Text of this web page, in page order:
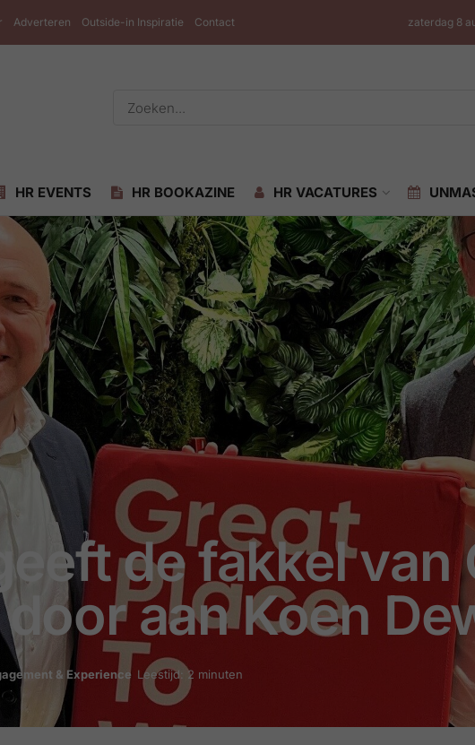
Adverteren Outside-in Inspiratie Contact zaterdag 8
HR EVENTS HR BOOKAZINE HR VACATURES
de fakkel van
aan Koen
& Experience Leestijd: 2 minuten